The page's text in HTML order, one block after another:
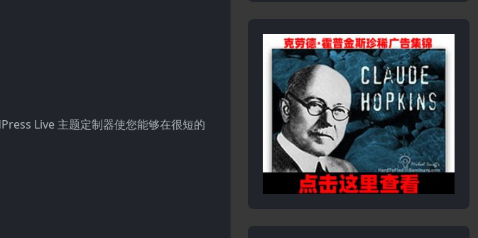
Live 主题定制器使您能够在很短的